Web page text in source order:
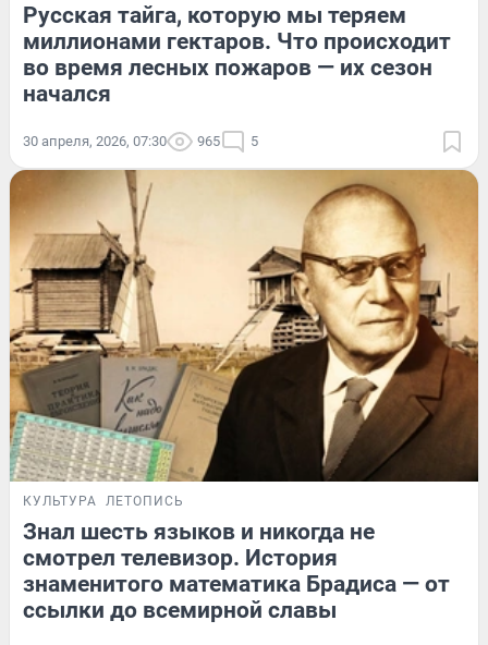
Русская тайга, которую мы теряем
миллионами гектаров. Что происходит
во время лесных пожаров — их сезон
начался
30 апреля, 2026, 07:30 965 5
КУЛЬТУРА ЛЕТОПИСЬ
Знал шесть языков и никогда не
смотрел телевизор. История
знаменитого математика Брадиса — от
ссылки до всемирной славы